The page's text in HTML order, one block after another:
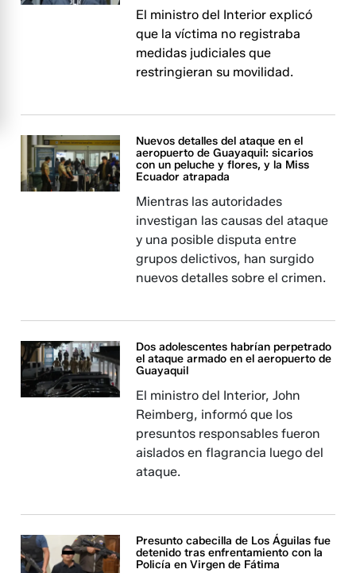
El ministro del Interior explicó
que la víctima no registraba
medidas judiciales que
restringieran su movilidad.
Nuevos detalles del ataque en el
aeropuerto de Guayaquil: sicarios
con un peluche y flores, y la Miss
Ecuador atrapada
Mientras las autoridades
investigan las causas del ataque
y una posible disputa entre
grupos delictivos, han surgido
nuevos detalles sobre el crimen.
Dos adolescentes habrían perpetrado
el ataque armado en el aeropuerto de
Guayaquil
El ministro del Interior, John
Reimberg, informó que los
presuntos responsables fueron
aislados en flagrancia luego del
ataque.
Presunto cabecilla de Los Águilas fue
detenido tras enfrentamiento con la
Policía en Virgen de Fátima